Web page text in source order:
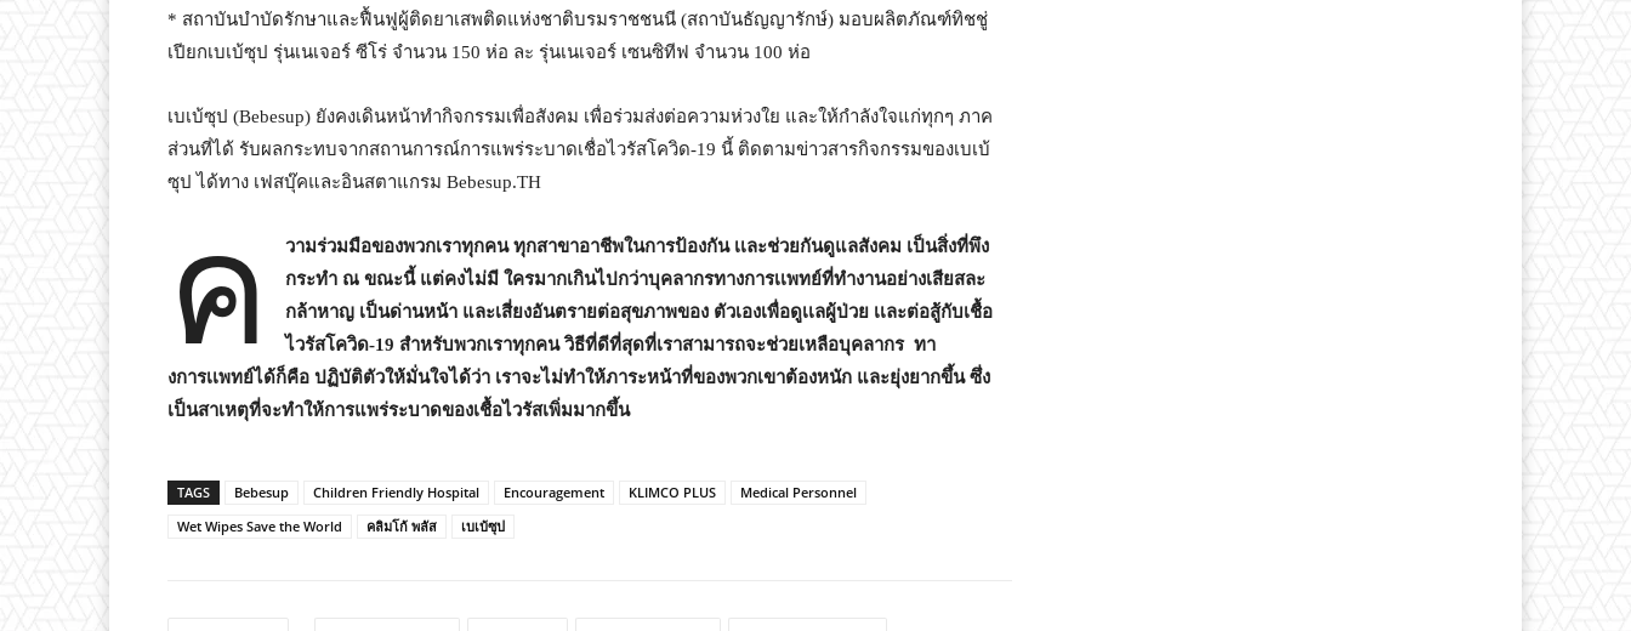
* สถาบันบำบัดรักษาและฟื้นฟูผู้ติดยาเสพติดแห่งชาติบรมราชชนนี (สถาบันธัญญารักษ์) มอบผลิตภัณฑ์ทิชชู่
เปียกเบเบ้ซุป รุ่นเนเจอร์ ซีโร่ จำนวน 150 ห่อ ละ รุ่นเนเจอร์ เซนซิทีฟ จำนวน 100 ห่อ
เบเบ้ซุป (Bebesup) ยังคงเดินหน้าทำกิจกรรมเพื่อสังคม เพื่อร่วมส่งต่อความห่วงใย และให้กำลังใจแก่ทุกๆ ภาค
ส่วนที่ได้ รับผลกระทบจากสถานการณ์การแพร่ระบาดเชื่อไวรัสโควิด-19 นี้ ติดตามข่าวสารกิจกรรมของเบเบ้
ซุป ได้ทาง เฟสบุ๊คและอินสตาแกรม Bebesup.TH
ค
วามร่วมมือของพวกเราทุกคน ทุกสาขาอาชีพในการป้องกัน เเละช่วยกันดูแลสังคม เป็นสิ่งที่พึง
กระทำ ณ ขณะนี้ แต่คงไม่มี ใครมากเกินไปกว่าบุคลากรทางการเเพทย์ที่ทำงานอย่างเสียสละ
กล้าหาญ เป็นด่านหน้า และเสี่ยงอันตรายต่อสุขภาพของ ตัวเองเพื่อดูเเลผู้ป่วย เเละต่อสู้กับเชื้อ
ไวรัสโควิด-19 สำหรับพวกเราทุกคน วิธีที่ดีที่สุดที่เราสามารถจะช่วยเหลือบุคลากร ทา
งการเเพทย์ได้ก็คือ ปฏิบัติตัวให้มั่นใจได้ว่า เราจะไม่ทำให้ภาระหน้าที่ของพวกเขาต้องหนัก และยุ่งยากขึ้น ซึ่ง
เป็นสาเหตุที่จะทำให้การแพร่ระบาดของเชื้อไวรัสเพิ่มมากขึ้น
TAGS Bebesup Children Friendly Hospital Encouragement KLIMCO PLUS
Medical Personnel
Wet Wipes Save the World
คลิมโก้ พลัส เบเบ้ซุป